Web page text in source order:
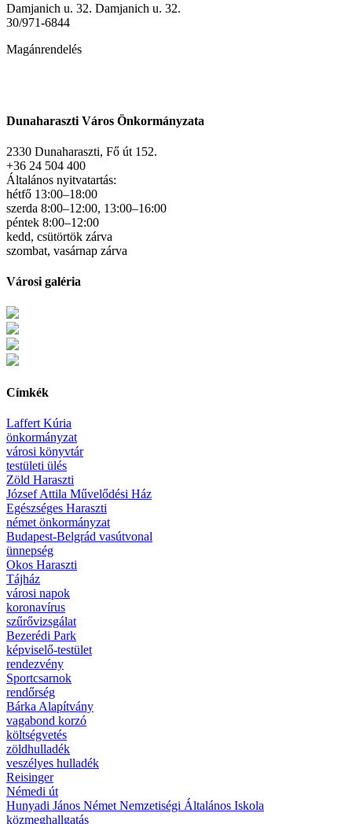
Damjanich u. 32. Damjanich u. 32.
30/971-6844
Magánrendelés
Dunaharaszti Város Önkormányzata
2330 Dunaharaszti, Fő út 152.
+36 24 504 400
Általános nyitvatartás:
hétfő 13:00–18:00
szerda 8:00–12:00, 13:00–16:00
péntek 8:00–12:00
kedd, csütörtök zárva
szombat, vasárnap zárva
Városi galéria
Címkék
Laffert Kúria
önkormányzat
városi könyvtár
testületi ülés
Zöld Haraszti
József Attila Művelődési Ház
Egészséges Haraszti
német önkormányzat
Budapest-Belgrád vasútvonal
ünnepség
Okos Haraszti
Tájház
városi napok
koronavírus
szűrővizsgálat
Bezerédi Park
képviselő-testület
rendezvény
Sportcsarnok
rendőrség
Bárka Alapítvány
vagabond korzó
költségvetés
zöldhulladék
veszélyes hulladék
Reisinger
Némedi út
Hunyadi János Német Nemzetiségi Általános Iskola
közmeghallgatás